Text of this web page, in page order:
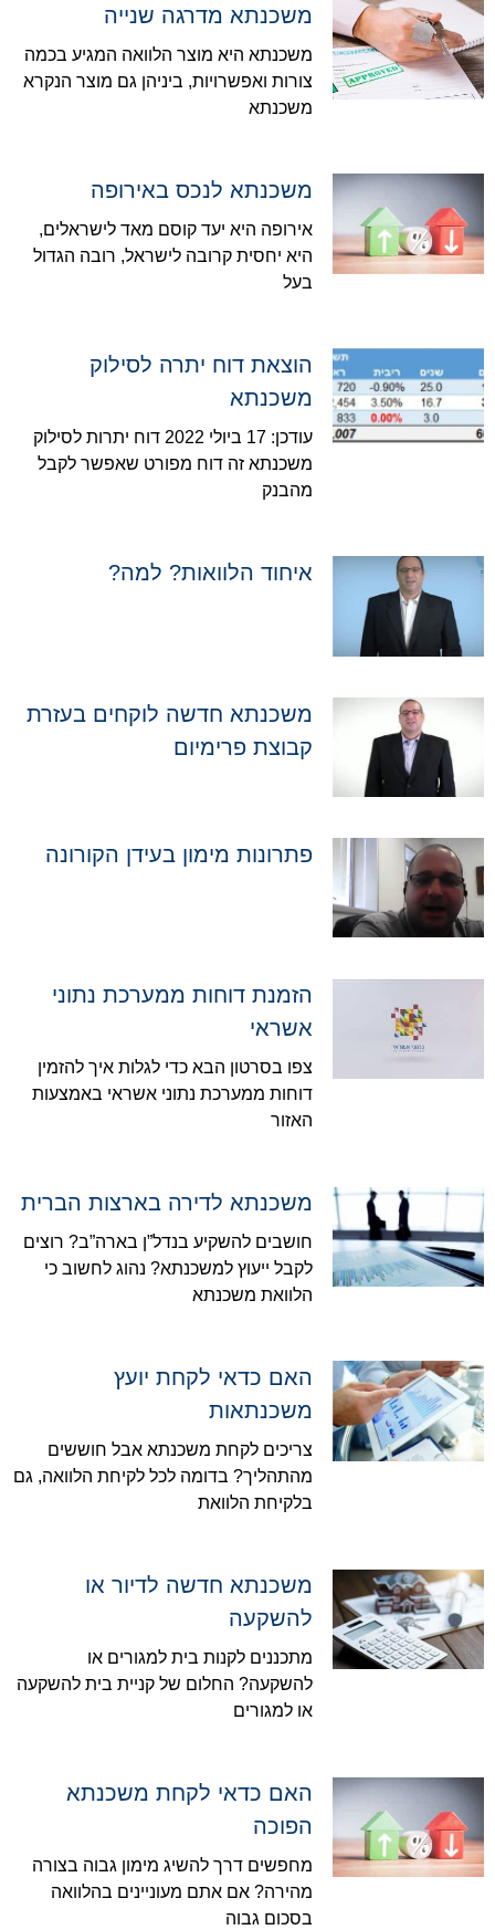
משכנתא מדרגה שנייה
משכנתא היא מוצר הלוואה המגיע בכמה
צורות ואפשרויות, ביניהן גם מוצר הנקרא
משכנתא
משכנתא לנכס באירופה
אירופה היא יעד קוסם מאד לישראלים,
היא יחסית קרובה לישראל, רובה הגדול
בעל
הוצאת דוח יתרה לסילוק
משכנתא
עודכן: 17 ביולי 2022 דוח יתרות לסילוק
משכנתא זה דוח מפורט שאפשר לקבל
מהבנק
איחוד הלוואות? למה?
משכנתא חדשה לוקחים בעזרת
קבוצת פרימיום
פתרונות מימון בעידן הקורונה
הזמנת דוחות ממערכת נתוני
אשראי
צפו בסרטון הבא כדי לגלות איך להזמין
דוחות ממערכת נתוני אשראי באמצעות
האזור
משכנתא לדירה בארצות הברית
חושבים להשקיע בנדל”ן בארה”ב? רוצים
לקבל ייעוץ למשכנתא? נהוג לחשוב כי
הלוואת משכנתא
האם כדאי לקחת יועץ
משכנתאות
צריכים לקחת משכנתא אבל חוששים
מהתהליך? בדומה לכל לקיחת הלוואה, גם
בלקיחת הלוואת
משכנתא חדשה לדיור או
להשקעה
מתכננים לקנות בית למגורים או
להשקעה? החלום של קניית בית להשקעה
או למגורים
האם כדאי לקחת משכנתא
הפוכה
מחפשים דרך להשיג מימון גבוה בצורה
מהירה? אם אתם מעוניינים בהלוואה
בסכום גבוה